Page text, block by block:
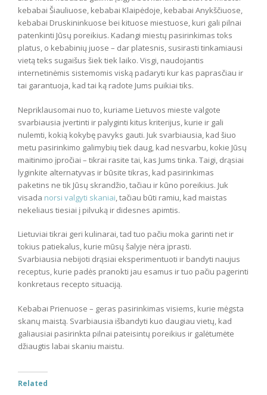
kebabai Šiauliuose, kebabai Klaipėdoje, kebabai Anykščiuose,
kebabai Druskininkuose bei kituose miestuose, kuri gali pilnai
patenkinti Jūsų poreikius. Kadangi miestų pasirinkimas toks
platus, o kebabinių juose – dar platesnis, susirasti tinkamiausi
vietą teks sugaišus šiek tiek laiko. Visgi, naudojantis
internetinėmis sistemomis viską padaryti kur kas paprasčiau ir
tai garantuoja, kad tai ką radote Jums puikiai tiks.
Nepriklausomai nuo to, kuriame Lietuvos mieste valgote
svarbiausia įvertinti ir palyginti kitus kriterijus, kurie ir gali
nulemti, kokią kokybę pavyks gauti. Juk svarbiausia, kad šiuo
metu pasirinkimo galimybių tiek daug, kad nesvarbu, kokie Jūsų
maitinimo įpročiai – tikrai rasite tai, kas Jums tinka. Taigi, drąsiai
lyginkite alternatyvas ir būsite tikras, kad pasirinkimas
paketins ne tik Jūsų skrandžio, tačiau ir kūno poreikius. Juk
visada norsi valgyti skaniai, tačiau būti ramiu, kad maistas
nekeliaus tiesiai į pilvuką ir didesnes apimtis.
Lietuviai tikrai geri kulinarai, tad tuo pačiu moka garinti net ir
tokius patiekalus, kurie mūsų šalyje nėra įprasti.
Svarbiausia nebijoti drąsiai eksperimentuoti ir bandyti naujus
receptus, kurie padės pranokti jau esamus ir tuo pačiu pagerinti
konkretaus recepto situaciją.
Kebabai Prienuose – geras pasirinkimas visiems, kurie mėgsta
skanų maistą. Svarbiausia išbandyti kuo daugiau vietų, kad
galiausiai pasirinkta pilnai pateisintų poreikius ir galėtumėte
džiaugtis labai skaniu maistu.
Related